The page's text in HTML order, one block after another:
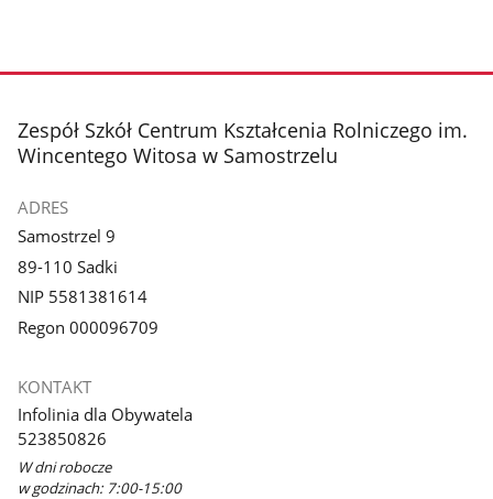
stopka
Zespół Szkół Centrum Kształcenia Rolniczego im.
Wincentego Witosa w Samostrzelu
ADRES
Samostrzel 9
89-110 Sadki
NIP 5581381614
Regon 000096709
KONTAKT
Infolinia dla Obywatela
523850826
W dni robocze
w godzinach: 7:00-15:00